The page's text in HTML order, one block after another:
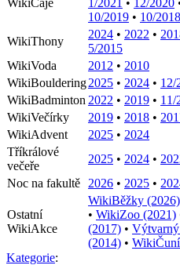
10/2019 • 10/2018
WikiThony
2024 • 2022 •
5/2015
WikiVoda
2012 • 2010
WikiBouldering2025 • 2024 • 12/
WikiBadminton 2022 • 2019 • 11/
WikiVečírky
2019 • 2018 •
WikiAdvent
2025 • 2024
Tříkrálové
večeře
2025 • 2024 •
Noc na fakultě
2026 • 2025 •
Ostatní
WikiAkce
WikiBěžky (2026)
• WikiZoo (2021)
(2017) •
(2014) •
Kategorie: